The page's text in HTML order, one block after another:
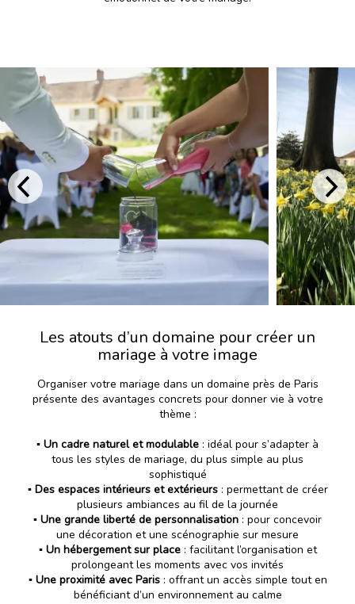
Les atouts d’un domaine pour créer un
mariage à votre image
Organiser votre mariage dans un domaine près de Paris
présente des avantages concrets pour donner vie à votre
thème :
▪️ Un cadre naturel et modulable : idéal pour s’adapter à
tous les styles de mariage, du plus simple au plus
sophistiqué
▪️ Des espaces intérieurs et extérieurs: permettant de créer
plusieurs ambiances au fil de la journée
▪️ Une grande liberté de personnalisation : pour concevoir
une décoration et une scénographie sur mesure
▪️ Un hébergement sur place : facilitant l’organisation et
prolongeant les moments avec vos invités
▪️ Une proximité avec Paris: offrant un accès simple tout en
bénéficiant d’un environnement au calme